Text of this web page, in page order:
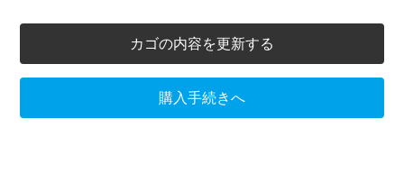
カゴの内容を更新する
購入手続きへ